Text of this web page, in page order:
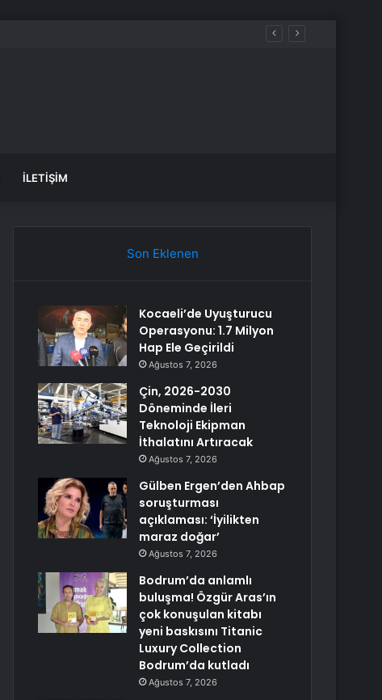
İLETIŞIM
Son Eklenen
Kocaeli’de Uyuşturucu
Operasyonu: 1.7 Milyon
Hap Ele Geçirildi
Ağustos 7, 2026
Çin, 2026-2030
Döneminde İleri
Teknoloji Ekipman
İthalatını Artıracak
Ağustos 7, 2026
Gülben Ergen’den Ahbap
soruşturması
açıklaması: ‘İyilikten
maraz doğar’
Ağustos 7, 2026
Bodrum’da anlamlı
buluşma! Özgür Aras’ın
çok konuşulan kitabı
yeni baskısını Titanic
Luxury Collection
Bodrum’da kutladı
Ağustos 7, 2026